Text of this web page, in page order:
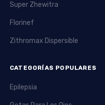
(Neurontin),
La seguridad y el
secundarios como
cambios de peso o
Super Zhewitra
Florinef
Zithromax Dispersible
CATEGORÍAS POPULARES
Epilepsia